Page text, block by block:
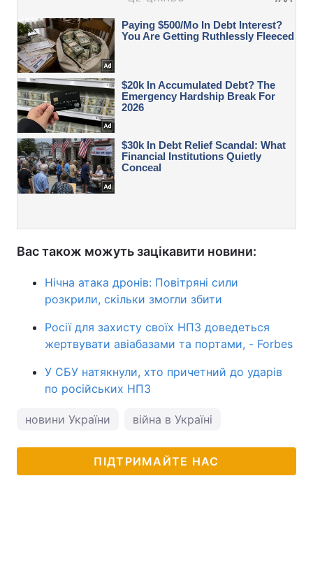
Вас також можуть зацікавити новини:
Нічна атака дронів: Повітряні сили
розкрили, скільки змогли збити
Росії для захисту своїх НПЗ доведеться
жертвувати авіабазами та портами, - Forbes
У СБУ натякнули, хто причетний до ударів
по російських НПЗ
новини України війна в Україні
ПІДТРИМАЙТЕ НАС